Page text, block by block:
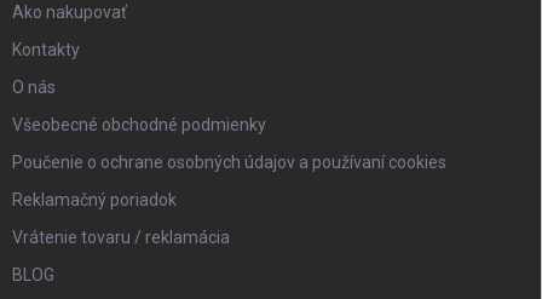
Ako nakupovať
Kontakty
O nás
Všeobecné obchodné podmienky
Poučenie o ochrane osobných údajov a používaní cookies
Reklamačný poriadok
Vrátenie tovaru / reklamácia
BLOG